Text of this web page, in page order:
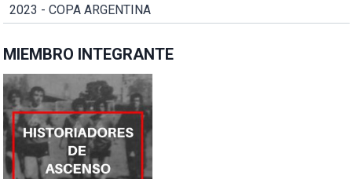
2023 - COPA ARGENTINA
MIEMBRO INTEGRANTE